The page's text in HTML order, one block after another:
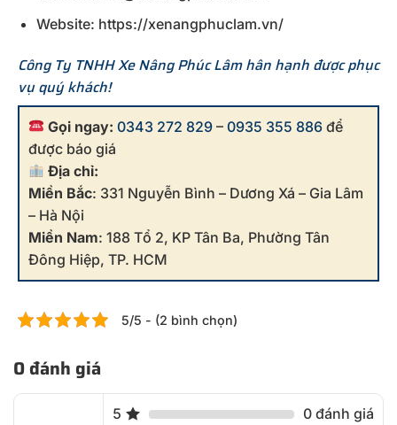
Website: https://xenangphuclam.vn/
Công Ty TNHH Xe Nâng Phúc Lâm hân hạnh được phục
vụ quý khách!
Gọi ngay: 0343 272 829 –0935 355 886 để
được báo giá
Địa chỉ:
Miền Bắc: 331 Nguyễn Bình – Dương Xá – Gia Lâm
– Hà Nội
Miền Nam: 188 Tổ 2, KP Tân Ba, Phường Tân
Đông Hiệp, TP. HCM
5/5 - (2 bình chọn)
0 đánh giá
5
0 đánh giá